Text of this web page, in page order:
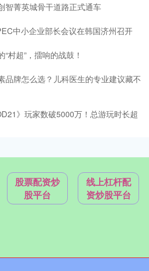
智菁英城骨干道路正式通车
中小企业部长会议在韩国济州召开
村超”，擂响的战鼓！
品牌怎么选？儿科医生的专业建议藏不
》玩家数破5000万！总游玩时长超
股票配资炒
股平台
线上杠杆配
资炒股平台